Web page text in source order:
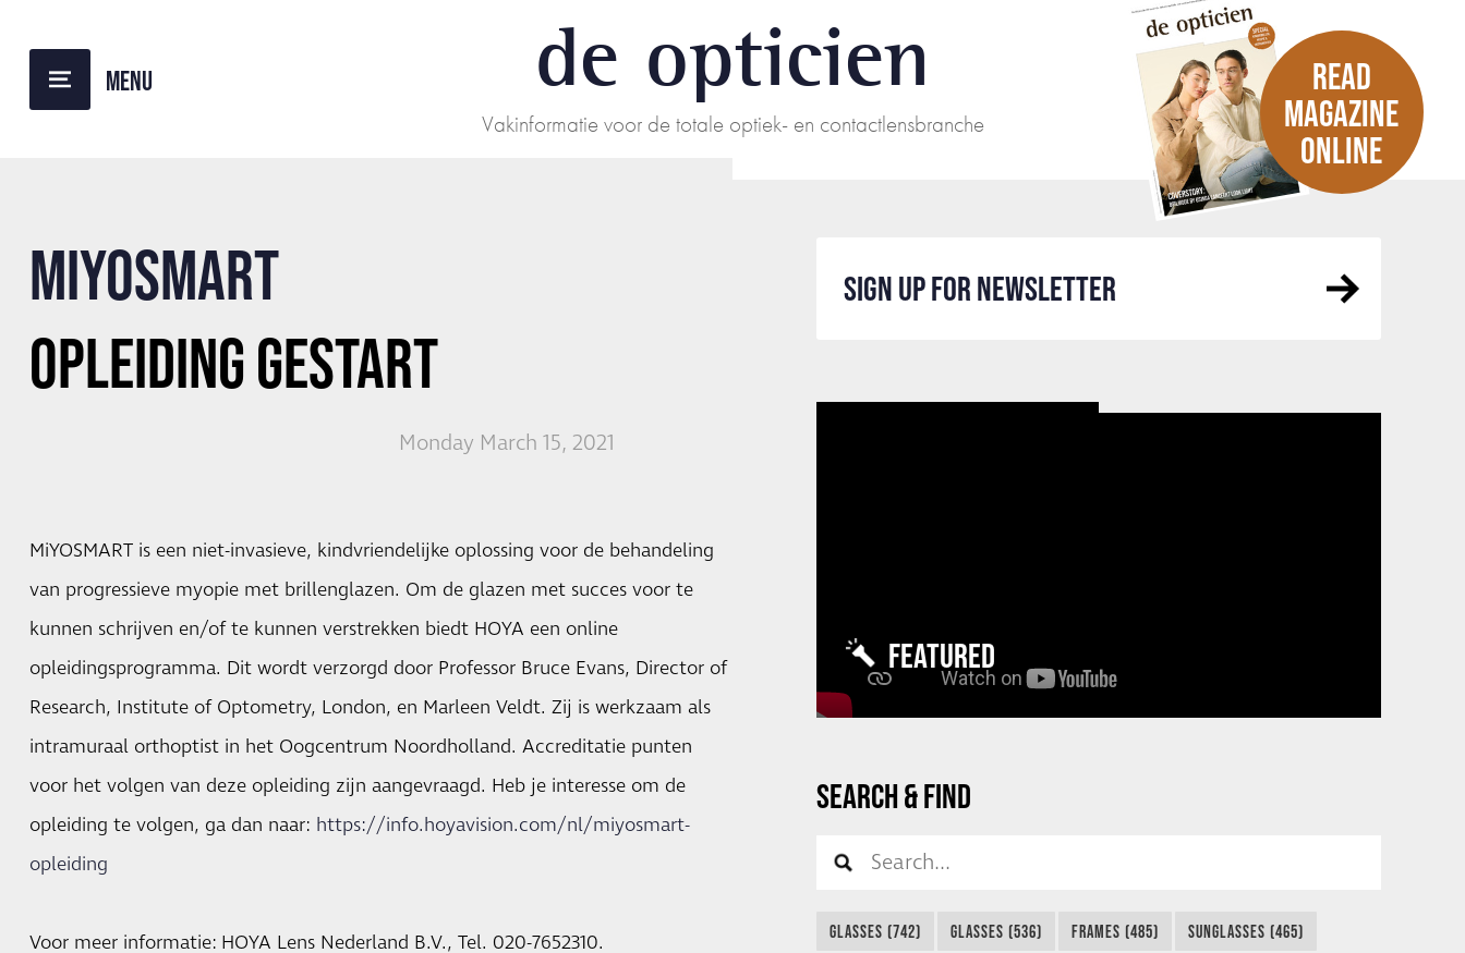
de opticien
Vakinformatie voor de totale optiek- en contactlensbranche
READ
MAGAZINE
ONLINE
MIYOSMART
OPLEIDING GESTART
Monday March 15, 2021
MiYOSMART is een niet-invasieve, kindvriendelijke oplossing voor de behandeling
van progressieve myopie met brillenglazen. Om de glazen met succes voor te
kunnen schrijven en/of te kunnen verstrekken biedt HOYA een online
opleidingsprogramma. Dit wordt verzorgd door Professor Bruce Evans, Director of
Research, Institute of Optometry, London, en Marleen Veldt. Zij is werkzaam als
intramuraal orthoptist in het Oogcentrum Noordholland. Accreditatie punten
voor het volgen van deze opleiding zijn aangevraagd. Heb je interesse om de
opleiding te volgen, ga dan naar: https://info.hoyavision.com/nl/miyosmart-
opleiding
Voor meer informatie: HOYA Lens Nederland B.V., Tel. 020-7652310.
SIGN UP FOR NEWSLETTER
FEATURED
SEARCH & FIND
GLASSES (742) GLASSES (536) FRAMES (485) SUNGLASSES (465)